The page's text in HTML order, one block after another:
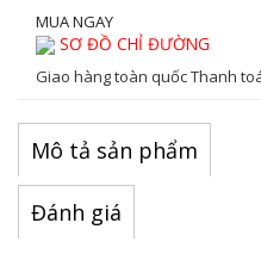
MUA NGAY
SƠ ĐỒ CHỈ ĐƯỜNG
Giao hàng toàn quốcThanh
Mô tả sản phẩm
Đánh giá